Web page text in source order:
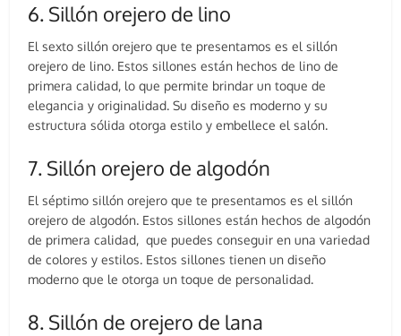
6. Sillón orejero de lino
El sexto sillón orejero que te presentamos es el sillón
orejero de lino. Estos sillones están hechos de lino de
primera calidad, lo que permite brindar un toque de
elegancia y originalidad. Su diseño es moderno y su
estructura sólida otorga estilo y embellece el salón.
7. Sillón orejero de algodón
El séptimo sillón orejero que te presentamos es el sillón
orejero de algodón. Estos sillones están hechos de algodón
de primera calidad, que puedes conseguir en una variedad
de colores y estilos. Estos sillones tienen un diseño
moderno que le otorga un toque de personalidad.
8. Sillón de orejero de lana